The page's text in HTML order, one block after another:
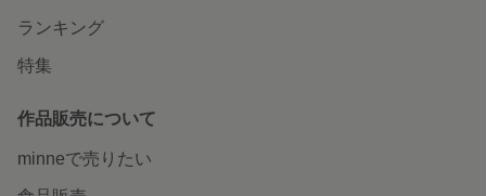
ランキング
特集
作品販売について
minneで売りたい